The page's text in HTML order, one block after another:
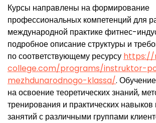
Курсы направлены на формирование
профессиональных компетенций для
международной практике фитнес-
подробное описание структуры и
по соответствующему ресурсу
college.com/programs/instruktor-
mezhdunarodnogo-klassa/.
на освоение теоретических знаний,
тренирования и практических
занятий с различными группами